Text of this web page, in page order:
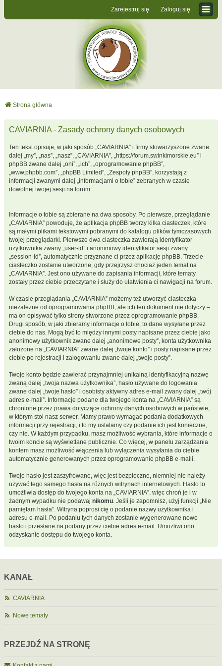
Zaloguj się
Zarejestruj się
Strona główna
CAVIARNIA - Zasady ochrony danych osobowych
Ten tekst opisuje, w jaki sposób „CAVIARNIA” i firmy stowarzyszone zwane
dalej „my”, „nas”, „nasz”, „CAVIARNIA”, „https://forum.swinkimorskie.eu” i
phpBB zwane dalej „oni”, „ich”, „oprogramowanie phpBB”,
„www.phpbb.com”, „phpBB Limited”, „Zespoły phpBB”, korzystają z
informacji zwanymi dalej „informacjami o tobie” zebranych w czasie
dowolnej twojej sesji na forum.
Informacje o tobie są zbierane na dwa sposoby. Po pierwsze, przeglądanie
„CAVIARNIA” powoduje, że aplikacja phpBB tworzy kilka ciasteczek, które
są małymi plikami tekstowymi pobranymi do katalogu plików tymczasowych
twojej przeglądarki. Pierwsze dwa ciasteczka zawierają identyfikator
użytkownika zwany „user-id” i anonimowy identyfikator sesji zwany
„session-id”, automatycznie przyznane ci przez aplikację phpBB. Trzecie
ciasteczko zostanie utworzone, gdy przejrzysz chociaż jeden temat na
„CAVIARNIA”. Jest ono używane do zapisania informacji, które tematy
zostały przez ciebie przeczytane i służy do ułatwienia ci nawigacji na forum.
W czasie przeglądania „CAVIARNIA” możemy też utworzyć ciasteczka
niezależne od oprogramowania phpBB, ale ich ten dokument nie dotyczy –
ma on opisywać tylko strony stworzone przez oprogramowanie phpBB.
Drugi sposób, w jaki zbieramy informacje o tobie, to dane wysyłane przez
ciebie do nas. Mogą być to między innymi posty napisane przez ciebie jako
anonimowy użytkownik zwane dalej „anonimowe posty”, konta użytkownika
założone na „CAVIARNIA” zwane dalej „twoje konto” i posty napisane przez
ciebie po rejestracji i zalogowaniu zwane dalej „twoje posty”.
Twoje konto będzie zawierać przynajmniej unikalną identyfikacyjną nazwę
zwaną dalej „twoja nazwa użytkownika”, hasło używane do logowania
zwane dalej „twoje hasło” i osobisty aktywny adres e-mail zwany dalej „twój
adres e-mail”. Informacje podane dla twojego konta na „CAVIARNIA” są
chronione przez prawa dotyczące ochrony danych osobowych w państwie,
w którym stoi nasz serwer. Mamy prawo wymagać podania dodatkowych
informacji przy rejestracji, i to my ustalamy czy podanie ich jest konieczne,
czy nie. W każdym przypadku, masz możliwość wybrania, które informacje o
twoim koncie są wyświetlane publicznie. Co więcej, w panelu zarządzania
kontem masz możliwość włączenia lub wyłączenia wysyłania do ciebie
automatycznie generowanych przez oprogramowanie phpBB e-maili.
Twoje hasło jest zaszyfrowane, więc jest bezpieczne, niemniej nie należy
używać tego samego hasła na różnych witrynach internetowych. Hasło to
umożliwia dostęp do twojego konta na „CAVIARNIA”, więc chroń je i w
żadnym wypadku nie podawaj nikomu. Jeśli je zapomnisz, użyj funkcji „Nie
pamiętam hasła”. Witryna poprosi cię o podanie nazwy użytkownika i
adresu e-mail. Po podaniu tych danych zostanie wygenerowane nowe
hasło i przesłane na podany przez ciebie adres e-mail. Umożliwi ono
odzyskanie dostępu do twojego konta.
KANAŁ
CAVIARNIA
Nowe tematy
PRZEJDŹ NA STRONĘ